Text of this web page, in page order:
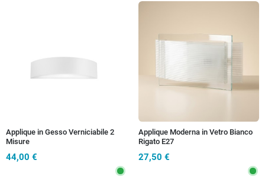
Applique in Gesso Verniciabile 2
Misure
44,00 €
Applique Moderna in Vetro Bianco
Rigato E27
27,50 €